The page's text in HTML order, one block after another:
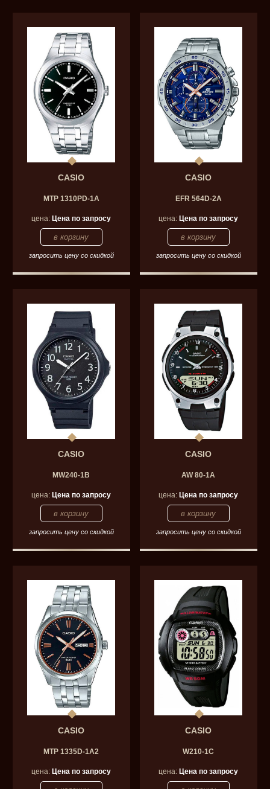
CASIO
MTP 1310PD-1A
цена: Цена по запросу
запросить цену со скидкой
CASIO
EFR 564D-2A
цена: Цена по запросу
запросить цену со скидкой
CASIO
MW240-1B
цена: Цена по запросу
запросить цену со скидкой
CASIO
AW 80-1A
цена: Цена по запросу
запросить цену со скидкой
CASIO
MTP 1335D-1A2
цена: Цена по запросу
CASIO
W210-1C
цена: Цена по запросу